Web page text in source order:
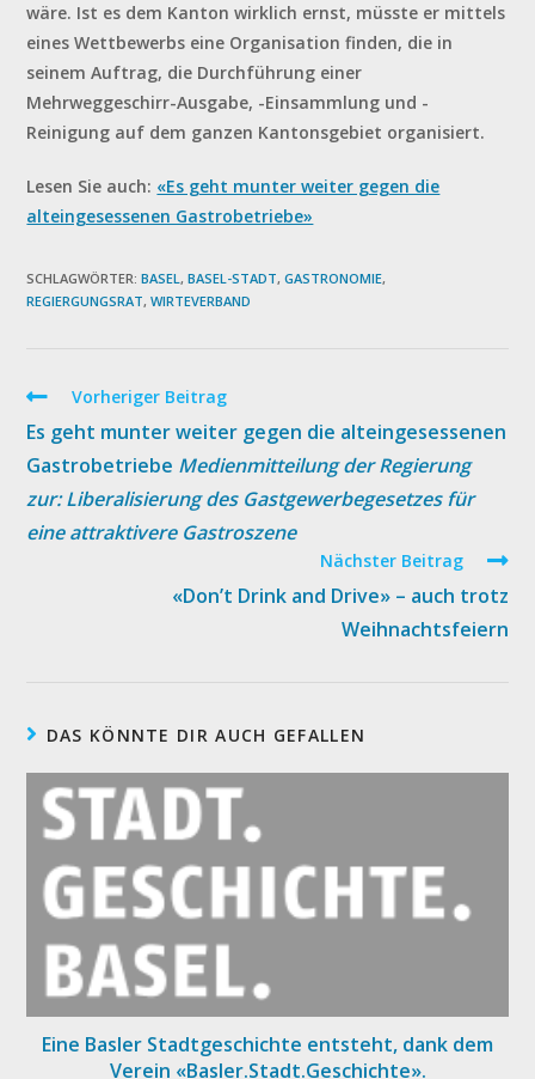
wäre. Ist es dem Kanton wirklich ernst, müsste er mittels
eines Wettbewerbs eine Organisation finden, die in
seinem Auftrag, die Durchführung einer
Mehrweggeschirr-Ausgabe, -Einsammlung und -
Reinigung auf dem ganzen Kantonsgebiet organisiert.
Lesen Sie auch: «Es geht munter weiter gegen die
alteingesessenen Gastrobetriebe»
SCHLAGWÖRTER:BASEL, BASEL-STADT, GASTRONOMIE,
REGIERGUNGSRAT, WIRTEVERBAND
Weitere
ansehen
Vorheriger Beitrag
Es geht munter weiter gegen die alteingesessenen
Gastrobetriebe Medienmitteilung der Regierung
zur: Liberalisierung des Gastgewerbegesetzes für
eine attraktivere Gastroszene
Nächster Beitrag
«Don’t Drink and Drive» – auch trotz
Weihnachtsfeiern
DAS KÖNNTE DIR AUCH GEFALLEN
Eine Basler Stadtgeschichte entsteht, dank dem
Verein «Basler.Stadt.Geschichte».